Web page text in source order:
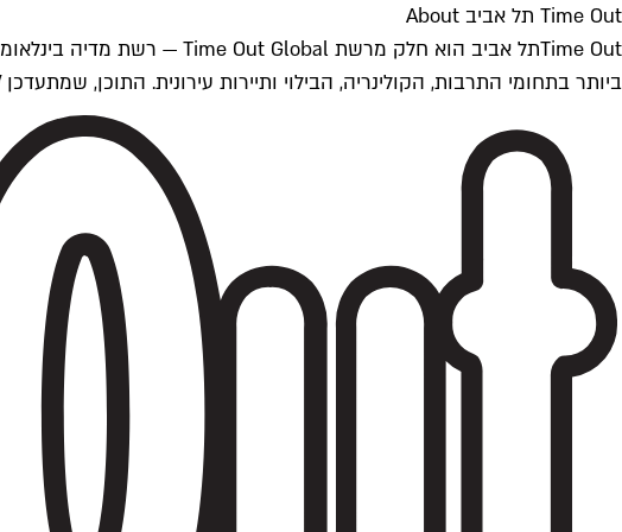
Time Out תל אביב About
ביותר בתחומי התרבות, הקולינריה, הבילוי ותיירות עירונית. התוכן, שמתעדכן 24/7, נכתב ונערך על ידי צוות עיתונאים מקצועי מקומי בישראל, בהתאם לסטנדרטים של Time Out העולמית.